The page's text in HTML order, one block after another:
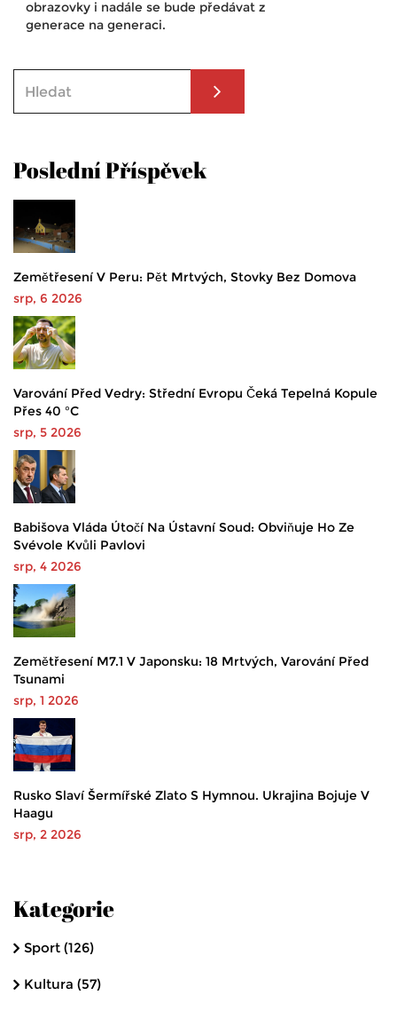
obrazovky i nadále se bude předávat z
generace na generaci.
Poslední Příspěvek
Zemětřesení V Peru: Pět Mrtvých, Stovky Bez Domova
srp, 6 2026
Varování Před Vedry: Střední Evropu Čeká Tepelná Kopule
Přes 40 °C
srp, 5 2026
Babišova Vláda Útočí Na Ústavní Soud: Obviňuje Ho Ze
Svévole Kvůli Pavlovi
srp, 4 2026
Zemětřesení M7.1 V Japonsku: 18 Mrtvých, Varování Před
Tsunami
srp, 1 2026
Rusko Slaví Šermířské Zlato S Hymnou. Ukrajina Bojuje V
Haagu
srp, 2 2026
Kategorie
Sport (126)
Kultura (57)